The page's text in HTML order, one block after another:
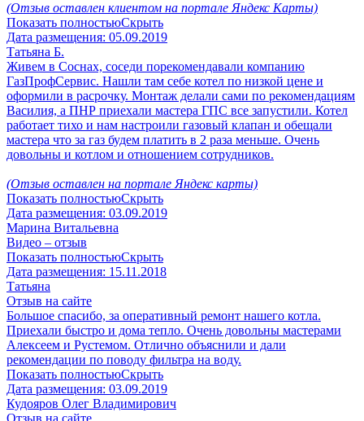
(Отзыв оставлен клиентом на портале Яндекс Карты)
Показать полностьюСкрыть
Дата размещения: 05.09.2019
Татьяна Б.
Живем в Соснах, соседи порекомендавали компанию
ГазПрофСервис. Нашли там себе котел по низкой цене и
оформили в расрочку. Монтаж делали сами по рекомендациям
Василия, а ПНР приехали мастера ГПС все запустили. Котел
работает тихо и нам настроили газовый клапан и обещали
мастера что за газ будем платить в 2 раза меньше. Очень
довольны и котлом и отношением сотрудников.
(Отзыв оставлен на портале Яндекс карты)
Показать полностьюСкрыть
Дата размещения: 03.09.2019
Марина Витальевна
Видео – отзыв
Показать полностьюСкрыть
Дата размещения: 15.11.2018
Татьяна
Отзыв на сайте
Большое спасибо, за оперативный ремонт нашего котла.
Приехали быстро и дома тепло. Очень довольны мастерами
Алексеем и Рустемом. Отлично объяснили и дали
рекомендации по поводу фильтра на воду.
Показать полностьюСкрыть
Дата размещения: 03.09.2019
Кудояров Олег Владимирович